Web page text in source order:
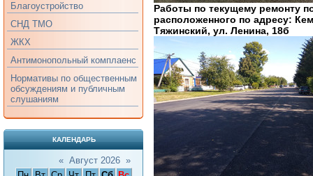
Благоустройство
СНД ТМО
ЖКХ
Антимонопольный комплаенс
Нормативы по общественным
обсуждениям и публичным
слушаниям
КАЛЕНДАРЬ
« Август 2026 »
Работы по текущему ремонту
расположенного по адресу:
Тяжинский, ул. Ленина, 18б